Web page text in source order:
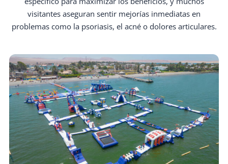
visitantes aseguran sentir mejorías inmediatas en
problemas como la psoriasis, el acné o dolores articulares.